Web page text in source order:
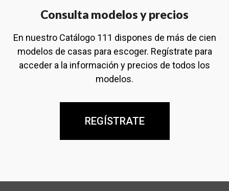
Consulta modelos y precios
En nuestro Catálogo 111 dispones de más de cien
modelos de casas para escoger. Regístrate para
acceder a la información y precios de todos los
modelos.
REGÍSTRATE